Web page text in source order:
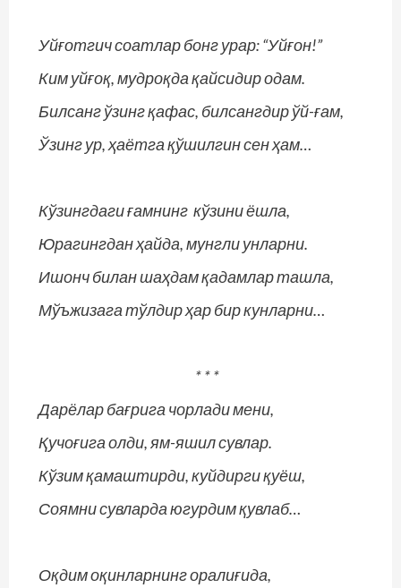
Уйғотгич соатлар бонг урар: “Уйғон!”
Ким уйғоқ, мудроқда қайсидир одам.
Билсанг ўзинг қафас, билсангдир ўй-ғам,
Ўзинг ур, ҳаётга қўшилгин сен ҳам…
Кўзингдаги ғамнинг кўзини ёшла,
Юрагингдан ҳайда, мунгли унларни.
Ишонч билан шаҳдам қадамлар ташла,
Мўъжизага тўлдир ҳар бир кунларни…
* * *
Дарёлар бағрига чорлади мени,
Қучоғига олди, ям-яшил сувлар.
Кўзим қамаштирди, куйдирги қуёш,
Соямни сувларда югурдим қувлаб…
Оқдим оқинларнинг оралиғида,